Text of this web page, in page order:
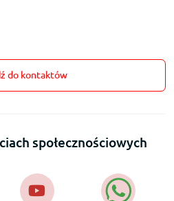
do kontaktów
społecznościowych